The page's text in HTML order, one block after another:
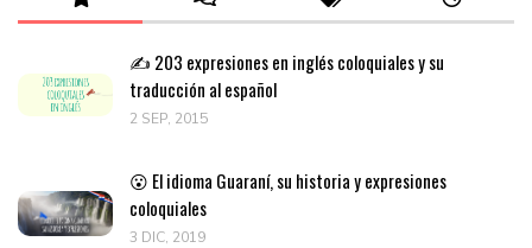
✍️ 203 expresiones en inglés coloquiales y su
traducción al español
2 SEP, 2015
😮 El idioma Guaraní, su historia y expresiones
coloquiales
3 DIC, 2019